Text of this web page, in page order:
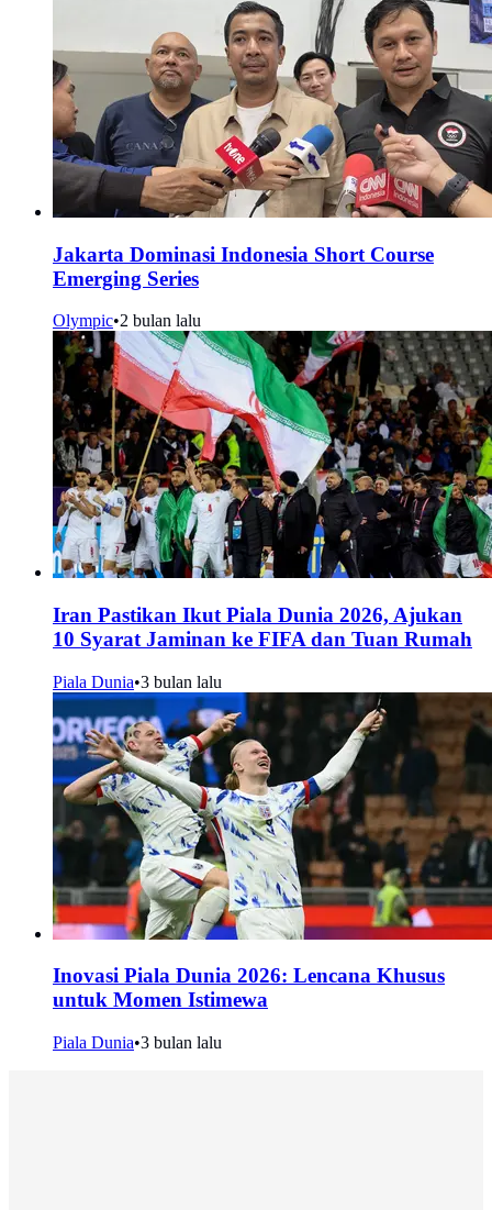
Jakarta Dominasi Indonesia Short Course
Emerging Series
Olympic•2 bulan lalu
Iran Pastikan Ikut Piala Dunia 2026, Ajukan
10 Syarat Jaminan ke FIFA dan Tuan Rumah
Piala Dunia•3 bulan lalu
Inovasi Piala Dunia 2026: Lencana Khusus
untuk Momen Istimewa
Piala Dunia•3 bulan lalu